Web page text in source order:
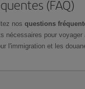
(FAQ)
nos questions
nécessaires pour
l'immigration et les